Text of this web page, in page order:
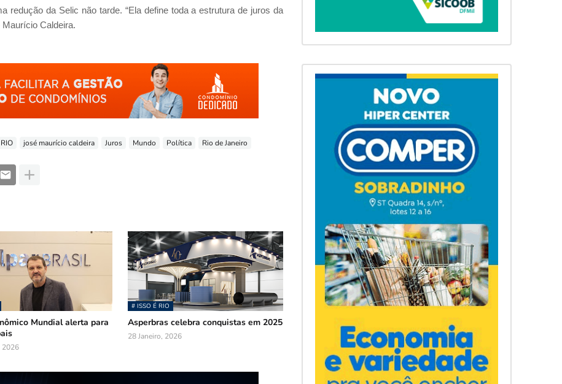
redução da Selic não tarde. “Ela define toda a estrutura de juros da
Caldeira.
josé maurício caldeira Juros Mundo Política Rio de Janeiro
Mundial alerta para
2026
# ISSO É RIO
Asperbras celebra conquistas em 2025
28 Janeiro, 2026